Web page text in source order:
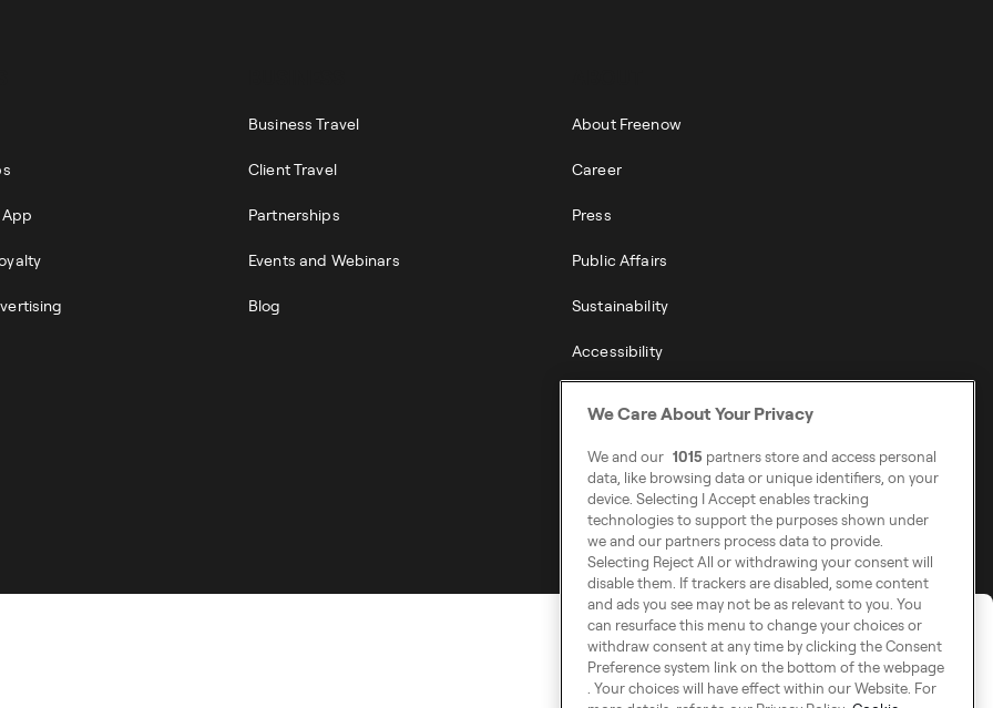
Business Travel
Client Travel
Partnerships
Events and Webinars
Blog
About Freenow
Career
Press
Public Affairs
Sustainability
Accessibility
We Care About Your Privacy
We and our 1015 partners store and access personal
data, like browsing data or unique identifiers, on your
device. Selecting I Accept enables tracking
technologies to support the purposes shown under
we and our partners process data to provide.
Selecting Reject All or withdrawing your consent will
disable them. If trackers are disabled, some content
and ads you see may not be as relevant to you. You
can resurface this menu to change your choices or
withdraw consent at any time by clicking the Consent
Preference system link on the bottom of the webpage
. Your choices will have effect within our Website. For